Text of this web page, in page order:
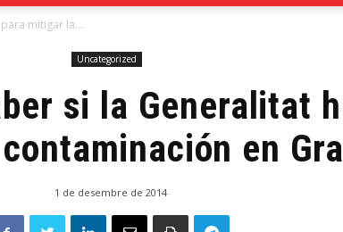
mitigar la...
Uncategorized
si la Generalitat
en
1 de desembre de 2014